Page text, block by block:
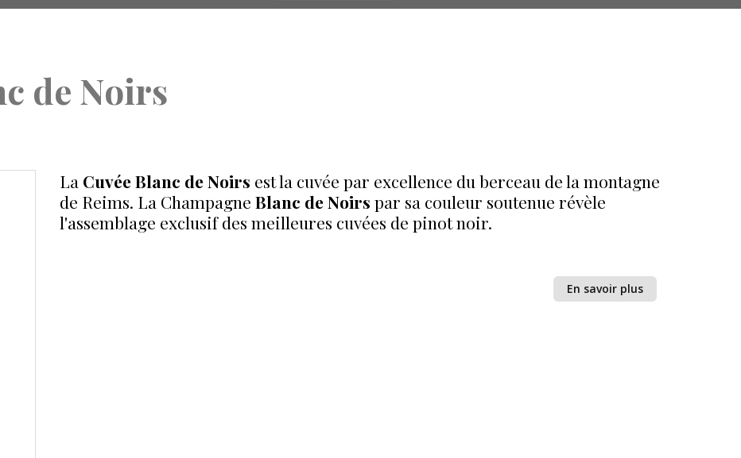
de Noirs
La Cuvée Blanc de Noirs est la cuvée par excellence du berceau de la montagne
de Reims. La Champagne Blanc de Noirs par sa couleur soutenue révèle
l'assemblage exclusif des meilleures cuvées de pinot noir.
En savoir plus